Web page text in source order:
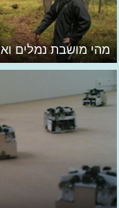
מהי מושבת נמלים